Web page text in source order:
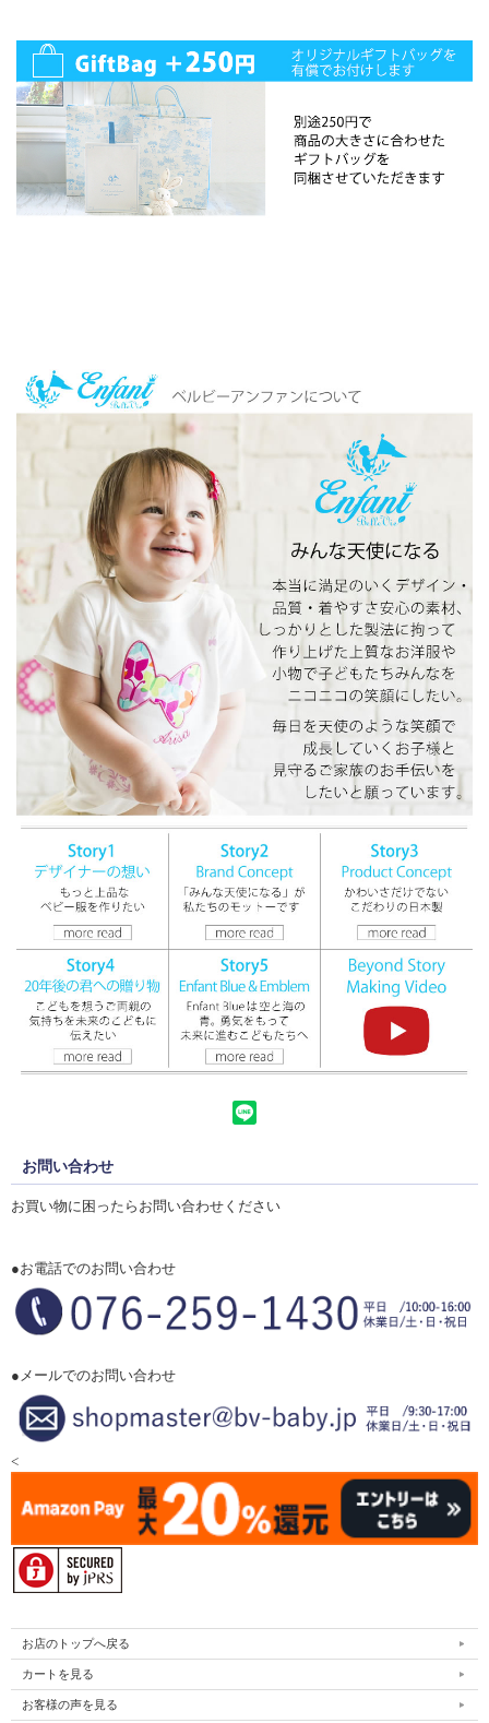
お問い合わせ
お買い物に困ったらお問い合わせください
●お電話でのお問い合わせ
●メールでのお問い合わせ
<
お店のトップへ戻る
カートを見る
お客様の声を見る